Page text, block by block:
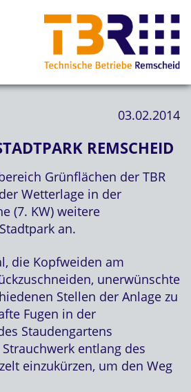
03.02.2014
REMSCHEID
Grünflächen der TBR
Wetterlage in der
(7. KW) weitere
an.
die Kopfweiden am
unerwünschte
Stellen der Anlage zu
Fugen in der
Staudengartens
entlang des
einzukürzen, um den Weg